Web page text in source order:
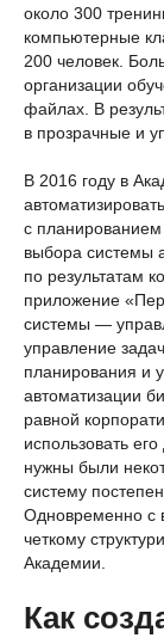
около 300
компьютерные
200 человек.
организации
файлах. В
в прозрачные и
В 2016 году в
с планированием
выбора системы
по результатам
приложение
системы —
управление
планирования и
автоматизации
равной
использовать
нужны были
систему
Одновременно с
четкому
Академии.
Как